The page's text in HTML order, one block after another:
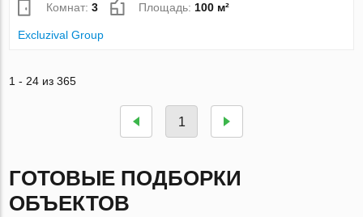
Комнат:3 Площадь:100 м²
Excluzival Group
1 - 24 из 365
1
ГОТОВЫЕ ПОДБОРКИ
ОБЪЕКТОВ